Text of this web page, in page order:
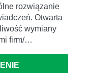
rozwiązanie
Otwarta
wymiany
firm/…